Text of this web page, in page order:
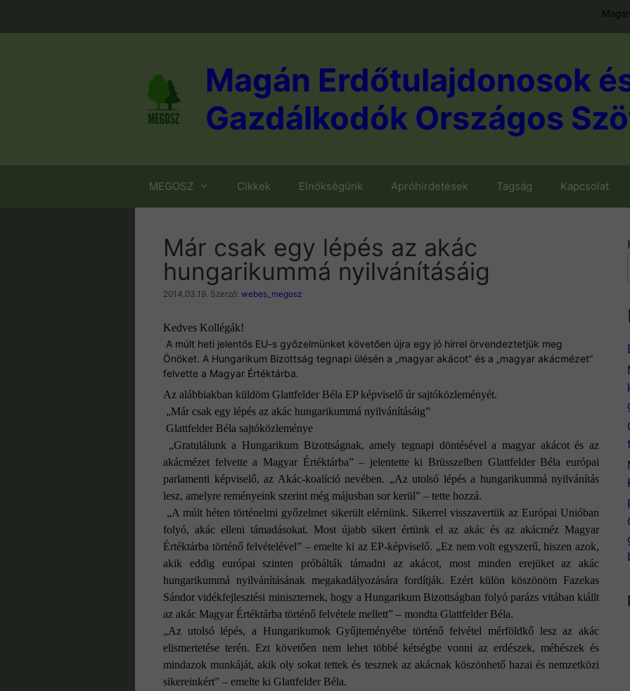
tartalomba
Magán Erdőtulajdonosok
Gazdálkodók Országos
MEGOSZ Cikkek Elnökségünk Apróhirdetések Tagság Kapcsolat
Már csak egy lépés az akác
hungarikummá nyilvánításáig
2014.03.19. Szerző: webes_megosz
Kedves Kollégák!
A múlt heti jelentős EU-s győzelmünket követően újra egy jó hírrel örvendeztetjük meg
Önöket. A Hungarikum Bizottság tegnapi ülésén a „magyar akácot” és a „magyar akácmézet”
felvette a Magyar Értéktárba.
Az alábbiakban küldöm Glattfelder Béla EP képviselő úr sajtóközleményét.
„Már csak egy lépés az akác hungarikummá nyilvánításáig”
Glattfelder Béla sajtóközleménye
„Gratulálunk a Hungarikum Bizottságnak, amely tegnapi döntésével a magyar akácot és az
akácmézet felvette a Magyar Értéktárba” – jelentette ki Brüsszelben Glattfelder Béla európai
parlamenti képviselő, az Akác-koalíció nevében. „Az utolsó lépés a hungarikummá nyilvánítás
lesz, amelyre reményeink szerint még májusban sor kerül” – tette hozzá.
„A múlt héten történelmi győzelmet sikerült elérnünk. Sikerrel visszavertük az Európai Unióban
folyó, akác elleni támadásokat. Most újabb sikert értünk el az akác és az akácméz Magyar
Értéktárba történő felvételével” – emelte ki az EP-képviselő. „Ez nem volt egyszerű, hiszen azok,
akik eddig európai szinten próbálták támadni az akácot, most minden erejüket az akác
hungarikummá nyilvánításának megakadályozására fordítják. Ezért külön köszönöm Fazekas
Sándor vidékfejlesztési miniszternek, hogy a Hungarikum Bizottságban folyó parázs vitában kiállt
az akác Magyar Értéktárba történő felvétele mellett” – mondta Glattfelder Béla.
„Az utolsó lépés, a Hungarikumok Gyűjteményébe történő felvétel mérföldkő lesz az akác
elismertetése terén. Ezt követően nem lehet többé kétségbe vonni az erdészek, méhészek és
mindazok munkáját, akik oly sokat tettek és tesznek az akácnak köszönhető hazai és nemzetközi
sikereinkért” – emelte ki Glattfelder Béla.